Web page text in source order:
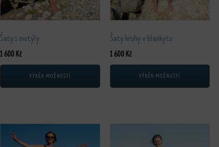
Šaty s motýly
1 600 Kč
VÝBĚR MOŽNOSTÍ
Šaty kruhy v blankytu
1 600 Kč
VÝBĚR MOŽNOSTÍ
Tento produkt má více variant. Možnosti lze vybrat na stránce produktu